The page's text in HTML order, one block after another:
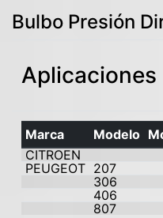
Bulbo Presión
Aplicaciones
Marca Modelo
CITROEN
PEUGEOT 207
306
406
807